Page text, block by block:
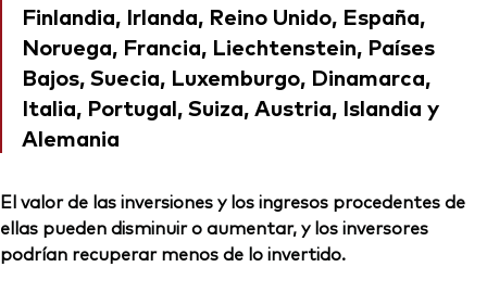
Finlandia, Irlanda, Reino Unido, España,
Noruega, Francia, Liechtenstein, Países
Bajos, Suecia, Luxemburgo, Dinamarca,
Italia, Portugal, Suiza, Austria, Islandia y
Alemania
El valor de las inversiones y los ingresos procedentes de
ellas pueden disminuir o aumentar, y los inversores
podrían recuperar menos de lo invertido.